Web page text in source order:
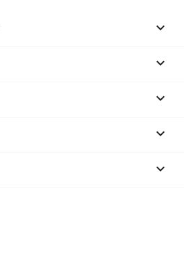




keyboard_arrow_down